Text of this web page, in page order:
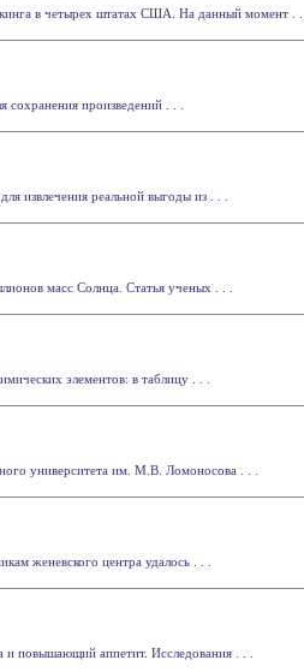
в четырех штатах США. На данный момент . . .
сохранения произведений . . .
извлечения реальной выгоды из . . .
масс Солнца. Статья ученых . . .
элементов: в таблицу . . .
университета им. М.В. Ломоносова . . .
женевского центра удалось . . .
повышающий аппетит. Исследования . . .